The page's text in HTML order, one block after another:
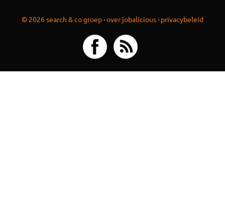
© 2026 search & co groep ·over jobalicious · privacybeleid